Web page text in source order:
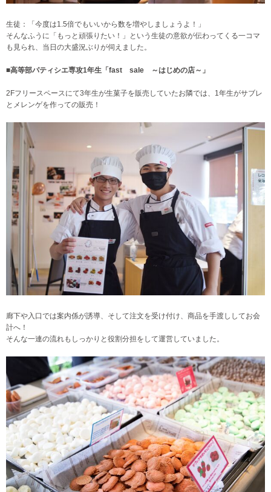
生徒：「今度は1.5倍でもいいから数を増やしましょうよ！」
そんなふうに「もっと頑張りたい！」という生徒の意欲が伝わってくる一コマ
も見られ、当日の大盛況ぶりが伺えました。
■高等部パティシエ専攻1年生「fast sale ～はじめの店～」
2Fフリースペースにて3年生が生菓子を販売していたお隣では、1年生がサブレ
とメレンゲを作っての販売！
廊下や入口では案内係が誘導、そして注文を受け付け、商品を手渡ししてお会
計へ！
そんな一連の流れもしっかりと役割分担をして運営していました。